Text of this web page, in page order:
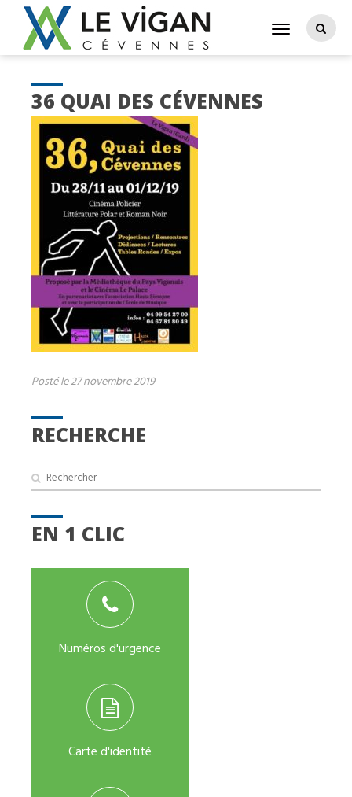
RECHERCHE
EN 1 CLIC
Numéros d'urgence
Carte d'identité
36 QUAI DES CÉVENNES
Posté le 27 novembre 2019